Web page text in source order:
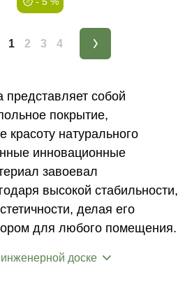
1 2 3 4
собой
покрытие,
красоту натурального
инновационные
завоевал
высокой стабильности,
делая его
для любого помещения.
доске